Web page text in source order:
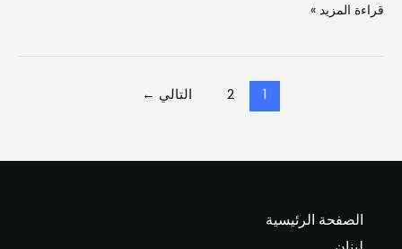
قراءة المزيد »
1
2 التالي ←
الصفحة الرئيسية